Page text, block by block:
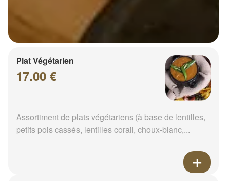
Plat Végétarien
17.00 €
Assortiment de plats végétariens (à base de lentilles,
petits pois cassés, lentilles corail, choux-blanc,...